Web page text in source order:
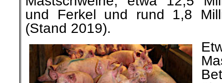
und Ferkel und rund 1,8
(Stand 2019).